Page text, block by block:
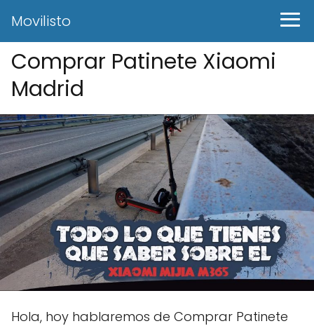
Movilisto
Comprar Patinete Xiaomi
Madrid
Hola, hoy hablaremos de Comprar Patinete